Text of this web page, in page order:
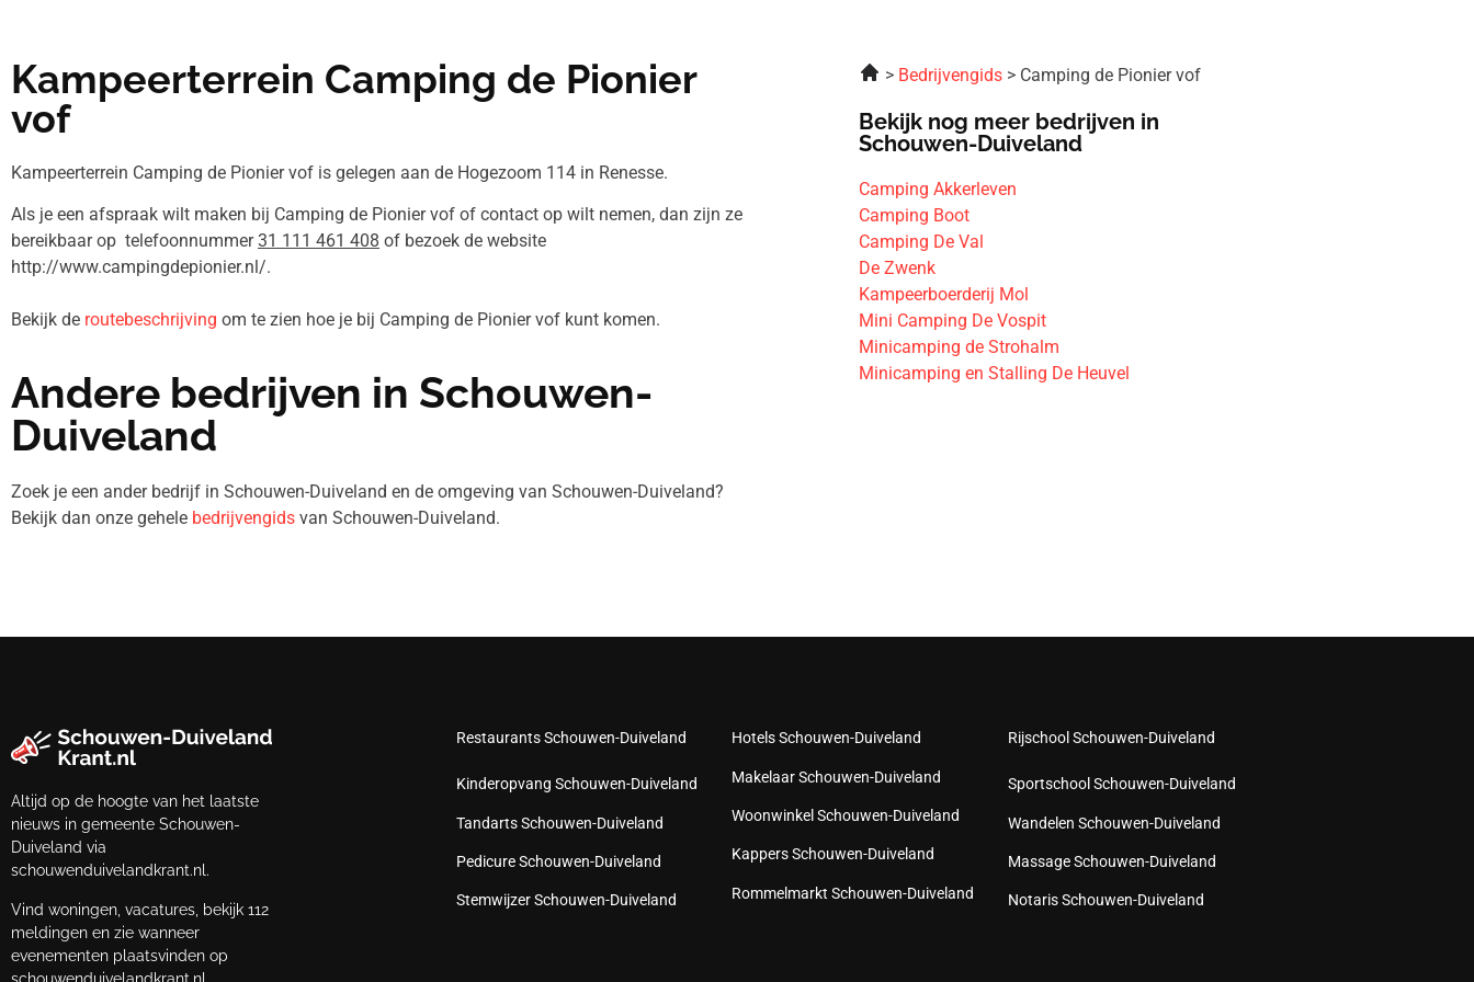
Kampeerterrein Camping de Pionier
vof
Kampeerterrein Camping de Pionier vof is gelegen aan de Hogezoom 114 in Renesse.
Als je een afspraak wilt maken bij Camping de Pionier vof of contact op wilt nemen, dan zijn ze
bereikbaar op telefoonnummer31 111 461 408 of bezoek de website
http://www.campingdepionier.nl/.
Bekijk de routebeschrijving om te zien hoe je bij Camping de Pionier vof kunt komen.
Andere bedrijven in Schouwen-
Duiveland
Zoek je een ander bedrijf in Schouwen-Duiveland en de omgeving van Schouwen-Duiveland?
Bekijk dan onze gehele bedrijvengids van Schouwen-Duiveland.
Bedrijvengids Camping de Pionier vof
Bekijk nog meer bedrijven in
Schouwen-Duiveland
Camping Akkerleven
Camping Boot
Camping De Val
De Zwenk
Kampeerboerderij Mol
Mini Camping De Vospit
Minicamping de Strohalm
Minicamping en Stalling De Heuvel
Altijd op de hoogte van het laatste
nieuws in gemeente Schouwen-
Duiveland via
schouwenduivelandkrant.nl.
Vind woningen, vacatures, bekijk 112
meldingen en zie wanneer
evenementen plaatsvinden op
schouwenduivelandkrant.nl.
Restaurants Schouwen-Duiveland
Kinderopvang Schouwen-Duiveland
Tandarts Schouwen-Duiveland
Pedicure Schouwen-Duiveland
Stemwijzer Schouwen-Duiveland
Hotels Schouwen-Duiveland
Makelaar Schouwen-Duiveland
Woonwinkel Schouwen-Duiveland
Kappers Schouwen-Duiveland
Rommelmarkt Schouwen-Duiveland
Rijschool Schouwen-Duiveland
Sportschool Schouwen-Duiveland
Wandelen Schouwen-Duiveland
Massage Schouwen-Duiveland
Notaris Schouwen-Duiveland